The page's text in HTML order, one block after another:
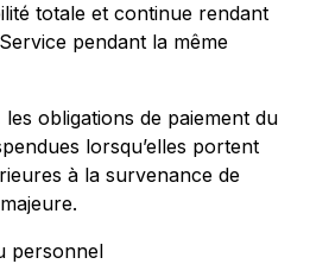
totale et continue rendant
pendant la même
obligations de paiement du
lorsqu’elles portent
à la survenance de
personnel